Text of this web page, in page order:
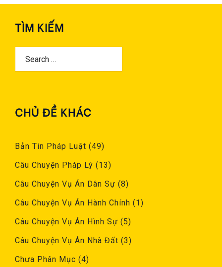
TÌM KIẾM
CHỦ ĐỀ KHÁC
Bản Tin Pháp Luật (49)
Câu Chuyện Pháp Lý (13)
Câu Chuyện Vụ Án Dân Sự (8)
Câu Chuyện Vụ Án Hành Chính (1)
Câu Chuyện Vụ Án Hình Sự (5)
Câu Chuyện Vụ Án Nhà Đất (3)
Chưa Phân Mục (4)